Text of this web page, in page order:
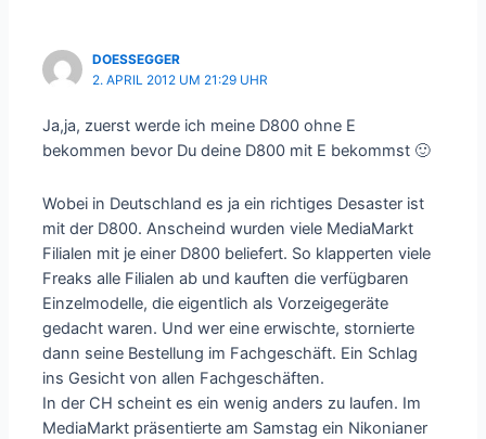
DOESSEGGER
2. APRIL 2012 UM 21:29 UHR
Ja,ja, zuerst werde ich meine D800 ohne E
bekommen bevor Du deine D800 mit E bekommst 🙂
Wobei in Deutschland es ja ein richtiges Desaster ist
mit der D800. Anscheind wurden viele MediaMarkt
Filialen mit je einer D800 beliefert. So klapperten viele
Freaks alle Filialen ab und kauften die verfügbaren
Einzelmodelle, die eigentlich als Vorzeigegeräte
gedacht waren. Und wer eine erwischte, stornierte
dann seine Bestellung im Fachgeschäft. Ein Schlag
ins Gesicht von allen Fachgeschäften.
In der CH scheint es ein wenig anders zu laufen. Im
MediaMarkt präsentierte am Samstag ein Nikonianer